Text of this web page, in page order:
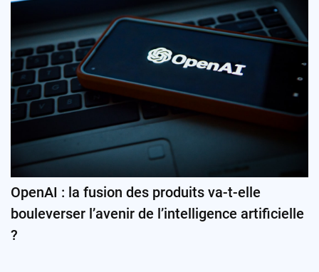
OpenAI : la fusion des produits va-t-elle
bouleverser l’avenir de l’intelligence artificielle
?